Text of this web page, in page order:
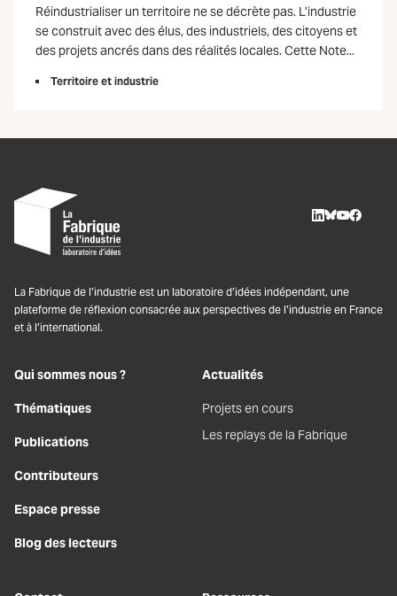
Réindustrialiser un territoire ne se décrète pas. L’industrie
se construit avec des élus, des industriels, des citoyens et
des projets ancrés dans des réalités locales. Cette Note...
Territoire et industrie
La Fabrique de l’industrie est un laboratoire d’idées indépendant, une
plateforme de réflexion consacrée aux perspectives de l’industrie en France
et à l’international.
Qui sommes nous ?
Thématiques
Publications
Contributeurs
Espace presse
Blog des lecteurs
Actualités
Projets en cours
Les replays de la Fabrique